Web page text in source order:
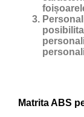
Matrita ABS